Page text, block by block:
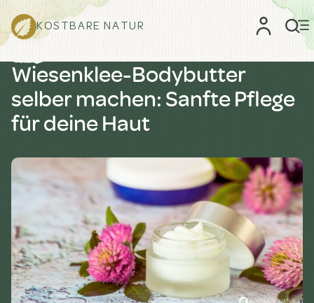
KOSTBARE NATUR
Wiesenklee-Bodybutter
selber machen: Sanfte Pflege
für deine Haut